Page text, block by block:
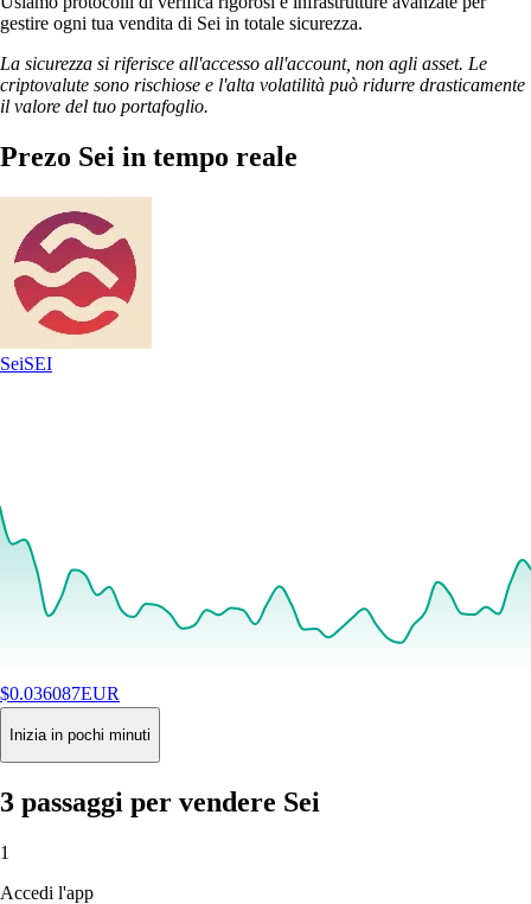
gestire ogni tua vendita di Sei in totale sicurezza.
La sicurezza si riferisce all'accesso all'account, non agli asset. Le
criptovalute sono rischiose e l'alta volatilità può ridurre drasticamente
il valore del tuo portafoglio.
Prezo Sei in tempo reale
SeiSEI
$0.036087EUR
+1.02%24H
Buy
Inizia in pochi minuti
3 passaggi per vendere Sei
1
Accedi l'app